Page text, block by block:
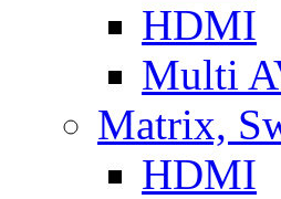
HDMI
Multi
Matrix,
HDMI